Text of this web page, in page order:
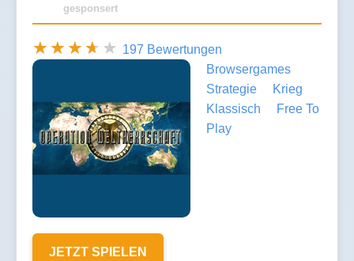
gesponsert
197 Bewertungen
Browsergames
Strategie
Krieg
Klassisch
Free To
Play
JETZT SPIELEN